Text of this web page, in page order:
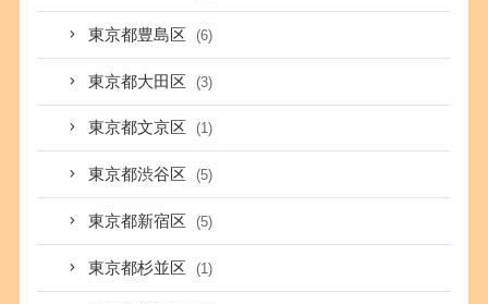
東京都豊島区 (6)
東京都大田区 (3)
東京都文京区 (1)
東京都渋谷区 (5)
東京都新宿区 (5)
東京都杉並区 (1)